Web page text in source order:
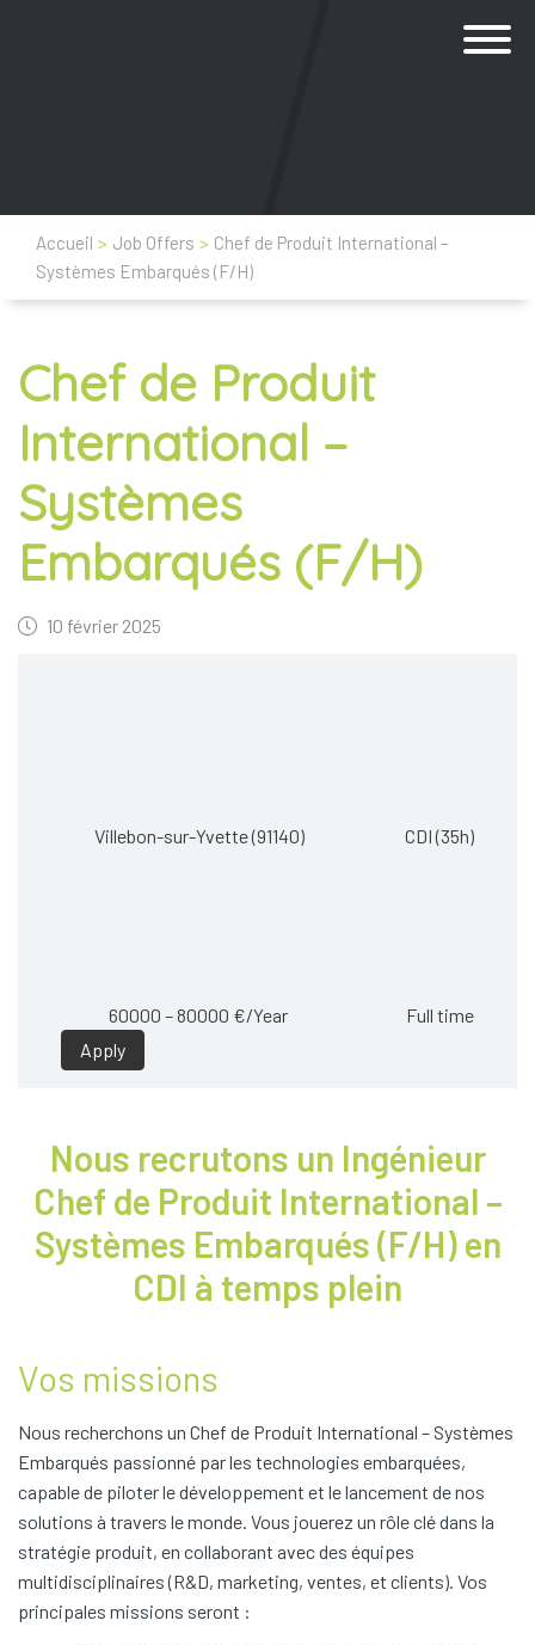
Accueil > Job Offers > Chef de Produit International –
Systèmes Embarqués (F/H)
Chef de Produit
International –
Systèmes
Embarqués (F/H)
10 février 2025
Villebon-sur-Yvette (91140) CDI (35h)
60000 – 80000 €/Year
Full time
Apply
Nous recrutons un Ingénieur
Chef de Produit International –
Systèmes Embarqués (F/H) en
CDI à temps plein
Vos missions
Nous recherchons un Chef de Produit International – Systèmes
Embarqués passionné par les technologies embarquées,
capable de piloter le développement et le lancement de nos
solutions à travers le monde. Vous jouerez un rôle clé dans la
stratégie produit, en collaborant avec des équipes
multidisciplinaires (R&D, marketing, ventes, et clients). Vos
principales missions seront :